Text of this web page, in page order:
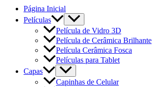
Página Inicial
Películas
Película de Vidro 3D
Película de Cerâmica Brilhante
Película Cerâmica Fosca
Películas para Tablet
Capas
Capinhas de Celular